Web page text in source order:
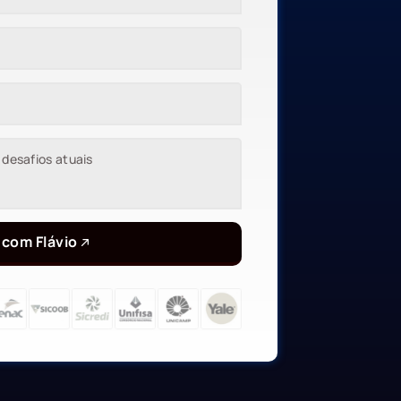
Flávio